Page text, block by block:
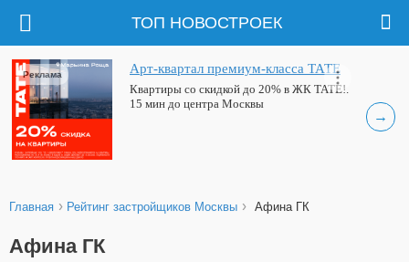
ТОП НОВОСТРОЕК
→
Арт-квартал премиум-класса ТАТЕ
Квартиры со скидкой до 20% в ЖК ТАТЕ!.
15 мин до центра Москвы
Реклама
Главная › Рейтинг застройщиков Москвы › Афина ГК
Афина ГК